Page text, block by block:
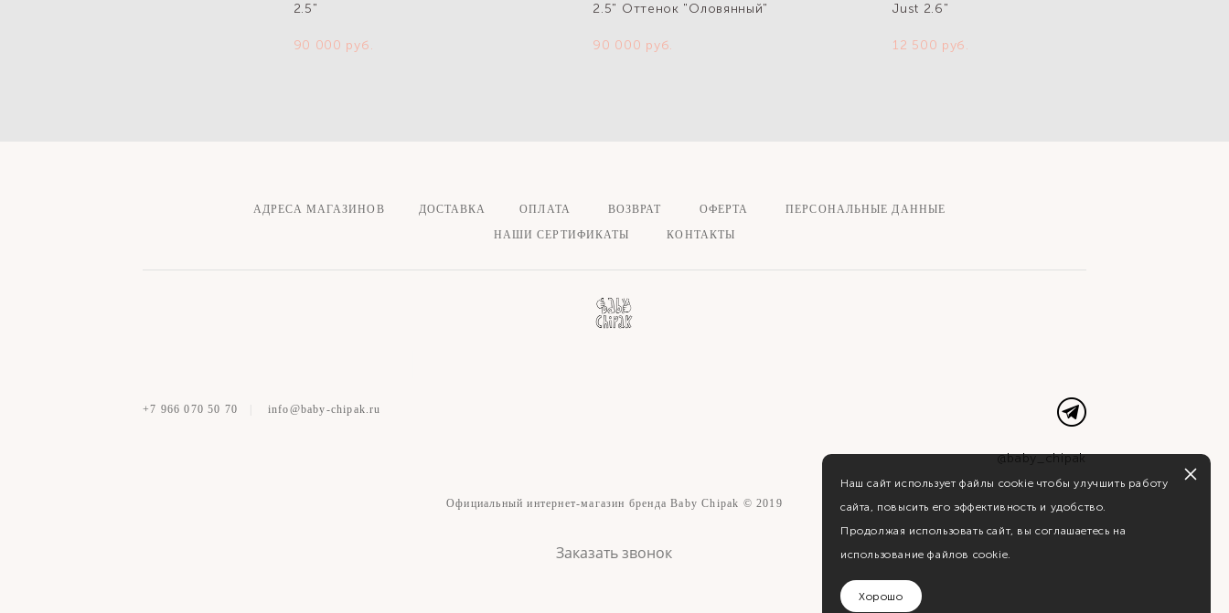
2.5"
90 000 pуб.
2.5" Оттенок "Оловянный"
90 000 pуб.
Just 2.6"
12 500 pуб.
АДРЕСА МАГАЗИНОВ ДОСТАВКА ОПЛАТА ВОЗВРАТ ОФЕРТА
ПЕРСОНАЛЬНЫЕ ДАННЫЕ
НАШИ СЕРТИФИКАТЫ
КОНТАКТЫ
+7 966 070 50 70 info@baby-chipak.ru
@baby_chipak
Официальный интернет-магазин бренда Baby Chipak © 2019
Заказать звонок
Наш сайт использует файлы cookie чтобы улучшить работу
сайта, повысить его эффективность и удобство.
Продолжая использовать сайт, вы соглашаетесь на
использование файлов cookie.
Хорошо